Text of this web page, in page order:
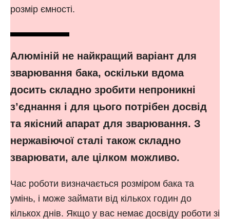
розмір ємності.
Алюміній не найкращий варіант для
зварювання бака, оскільки вдома
досить складно зробити непроникні
з’єднання і для цього потрібен досвід
та якісний апарат для зварювання. З
нержавіючої сталі також складно
зварювати, але цілком можливо.
Час роботи визначається розміром бака та
умінь, і може займати від кількох годин до
кількох днів. Якщо у вас немає досвіду роботи зі